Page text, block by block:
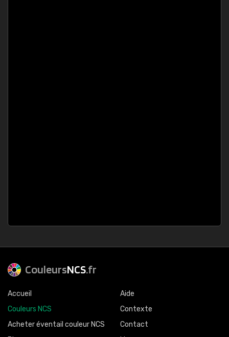
CouleursNCS.fr
Accueil
Couleurs NCS
Acheter éventail couleur NCS
Aide
Contexte
Contact